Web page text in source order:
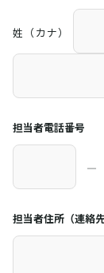
姓（カナ）
担当者電話番号
―
担当者住所（連絡先